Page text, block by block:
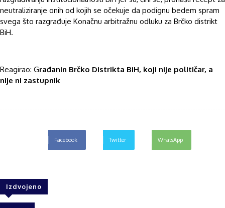
neutraliziranje onih od kojih se očekuje da podignu bedem spram
svega što razgrađuje Konačnu arbitražnu odluku za Brčko distrikt
BiH.
Reagirao: Građanin Brčko Distrikta BiH, koji nije političar, a
nije ni zastupnik
Facebook Twitter WhatsApp
Izdvojeno